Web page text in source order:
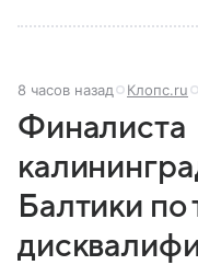
8 часов назад Клопс.ru
Финалиста
Балтики по